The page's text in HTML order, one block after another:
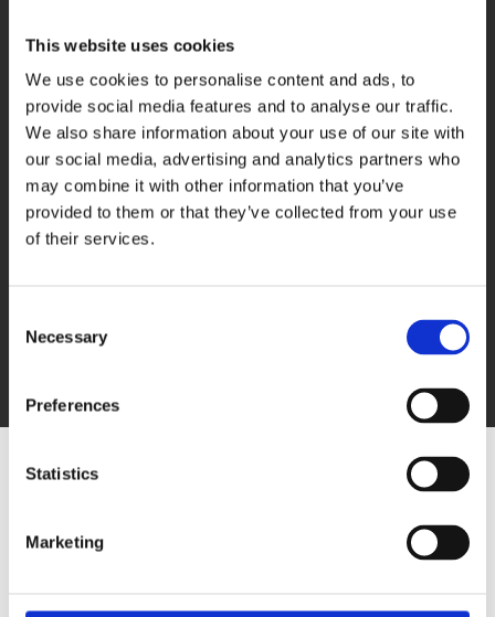
This website uses cookies
We use cookies to personalise content and ads, to
provide social media features and to analyse our traffic.
We also share information about your use of our site with
our social media, advertising and analytics partners who
may combine it with other information that you’ve
provided to them or that they’ve collected from your use
of their services.
Selection
Necessary
Preferences
Statistics
Marketing
Heldere offerte
Geen verrassingen achteraf
Veel ervaring
Ruim 10 jaar actief
Gecertificeerd schilder
0649078236
interesse.